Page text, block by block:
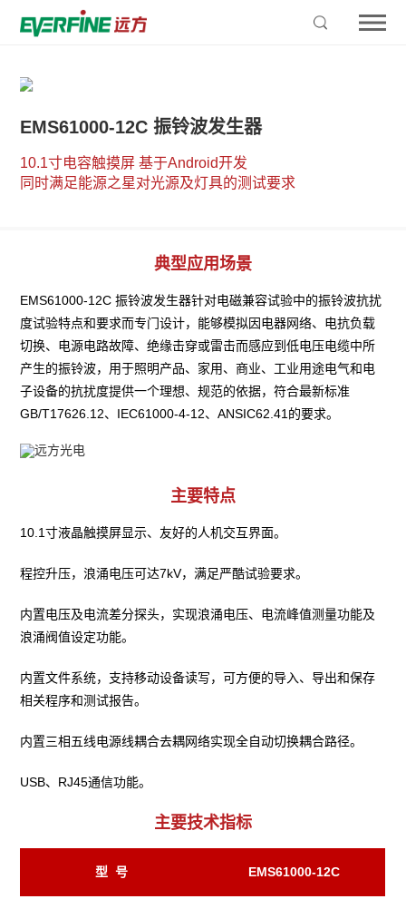
EMS61000-12C 振铃波发生器
10.1寸电容触摸屏 基于Android开发
同时满足能源之星对光源及灯具的测试要求
典型应用场景
EMS61000-12C 振铃波发生器针对电磁兼容试验中的振铃波抗扰
度试验特点和要求而专门设计，能够模拟因电器网络、电抗负载
切换、电源电路故障、绝缘击穿或雷击而感应到低电压电缆中所
产生的振铃波，用于照明产品、家用、商业、工业用途电气和电
子设备的抗扰度提供一个理想、规范的依据，符合最新标准
GB/T17626.12、IEC61000-4-12、ANSIC62.41的要求。
主要特点
10.1寸液晶触摸屏显示、友好的人机交互界面。
程控升压，浪涌电压可达7kV，满足严酷试验要求。
内置电压及电流差分探头，实现浪涌电压、电流峰值测量功能及
浪涌阀值设定功能。
内置文件系统，支持移动设备读写，可方便的导入、导出和保存
相关程序和测试报告。
内置三相五线电源线耦合去耦网络实现全自动切换耦合路径。
USB、RJ45通信功能。
主要技术指标
型 号 EMS61000-12C